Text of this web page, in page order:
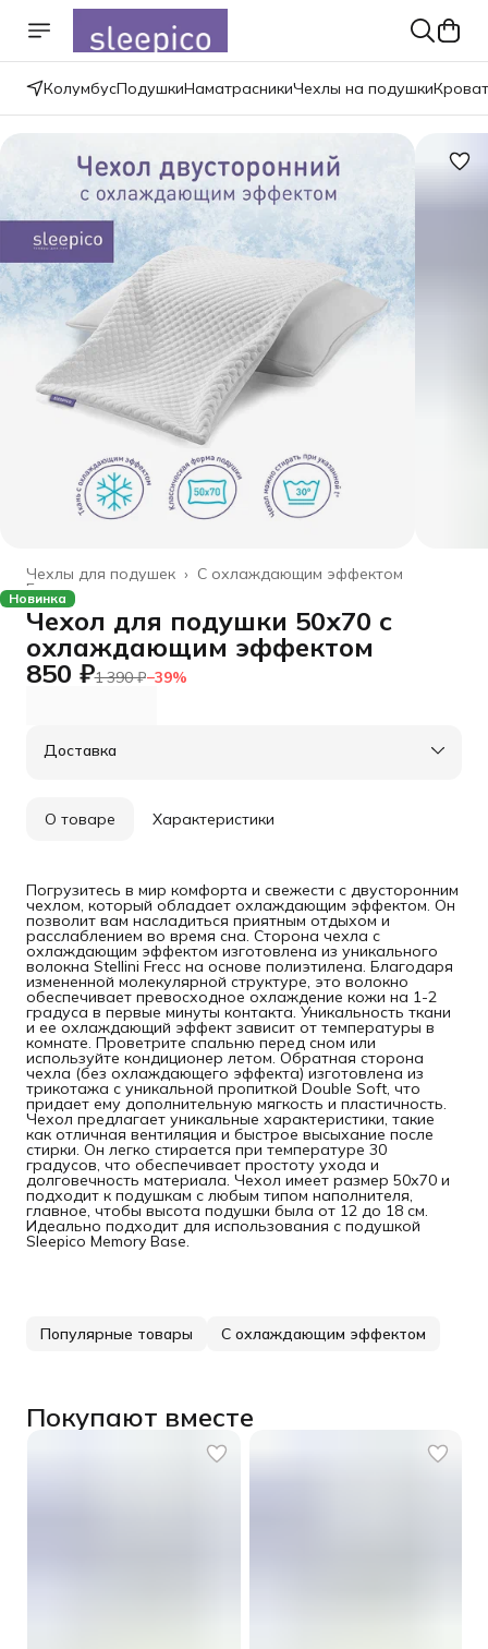
КолумбусПодушкиНаматрасникиЧехлы на подушки
С охлаждающим эффектом
Чехлы для подушек ›
Главная
Новинка
Чехол для подушки 50х70 с
охлаждающим эффектом
850 ₽1 390 ₽−39%
Доставка
О товаре Характеристики
Погрузитесь в мир комфорта и свежести с двусторонним
чехлом, который обладает охлаждающим эффектом. Он
позволит вам насладиться приятным отдыхом и
расслаблением во время сна. Сторона чехла с
охлаждающим эффектом изготовлена из уникального
волокна Stellini Frecc на основе полиэтилена. Благодаря
измененной молекулярной структуре, это волокно
обеспечивает превосходное охлаждение кожи на 1-2
градуса в первые минуты контакта. Уникальность ткани
и ее охлаждающий эффект зависит от температуры в
комнате. Проветрите спальню перед сном или
используйте кондиционер летом. Обратная сторона
чехла (без охлаждающего эффекта) изготовлена из
трикотажа с уникальной пропиткой Double Soft, что
придает ему дополнительную мягкость и пластичность.
Чехол предлагает уникальные характеристики, такие
как отличная вентиляция и быстрое высыхание после
стирки. Он легко стирается при температуре 30
градусов, что обеспечивает простоту ухода и
долговечность материала. Чехол имеет размер 50х70 и
подходит к подушкам с любым типом наполнителя,
главное, чтобы высота подушки была от 12 до 18 см.
Идеально подходит для использования с подушкой
Sleepico Memory Base.
Популярные товары С охлаждающим эффектом
Покупают вместе